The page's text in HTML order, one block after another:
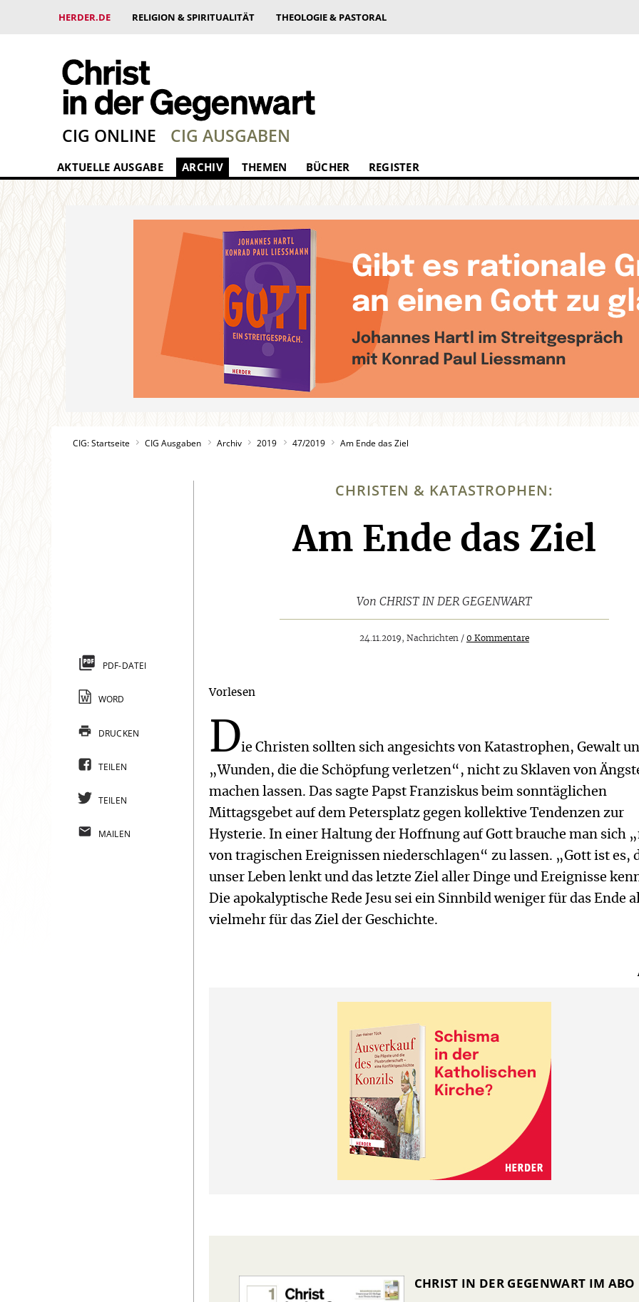
HERDER.DE RELIGION & SPIRITUALITÄT THEOLOGIE & PASTORAL
CIG ONLINE CIG AUSGABEN
AKTUELLE AUSGABE ARCHIV THEMEN BÜCHER REGISTER
CIG: Startseite CIG Ausgaben Archiv 2019 47/2019 Am Ende das Ziel
CHRISTEN & KATASTROPHEN:
:
Am Ende das Ziel
Von CHRIST IN DER GEGENWART
24.11.2019, Nachrichten / 0 Kommentare
Vorlesen
Die Christen sollten sich angesichts von Katastrophen, Gewalt
„Wunden, die die Schöpfung verletzen“, nicht zu Sklaven von
machen lassen. Das sagte Papst Franziskus beim sonntäglichen
Mittagsgebet auf dem Petersplatz gegen kollektive Tendenzen zur
Hysterie. In einer Haltung der Hoffnung auf Gott brauche man sich
von tragischen Ereignissen niederschlagen“ zu lassen. „Gott ist es,
unser Leben lenkt und das letzte Ziel aller Dinge und Ereignisse
Die apokalyptische Rede Jesu sei ein Sinnbild weniger für das Ende
vielmehr für das Ziel der Geschichte.
CHRIST IN DER GEGENWART IM ABO
PDF-DATEI
WORD
DRUCKEN
TEILEN
TEILEN
MAILEN